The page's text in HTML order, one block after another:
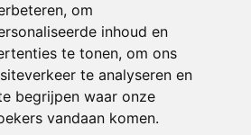
om
inhoud en
te tonen, om ons
te analyseren en
begrijpen waar onze
vandaan komen.
en Vagant